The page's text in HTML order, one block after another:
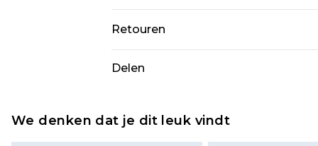
Standaardlevering Nederland
Expressdienst Nederland
Alle belastingen en btw binnen
Retouren
cosmetica, piercingsieraden,
Delen
We denken dat je dit leuk vindt